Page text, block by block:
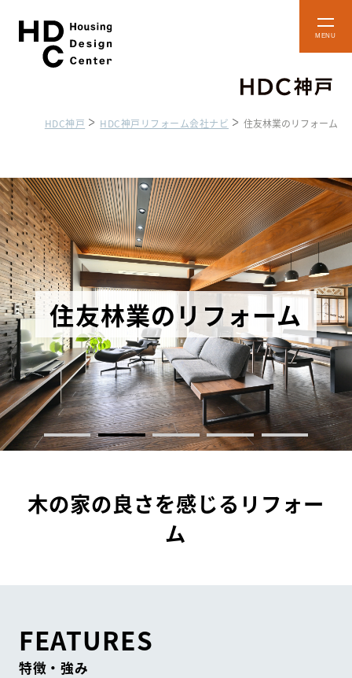
メ
を
閉
本
文
HDC
ショップ・
イベント情報
住まいの
相談サービス
リフォーム
会社ナビ
ショールーム
HDC BOX アクセス・施設案内
貸し施設のご案内
HDC神戸 HDC神戸リフォーム会社ナビ 住友林業のリフォーム
住友林業のリフォーム
木の家の良さを感じるリフォー
ム
FEATURES
特徴・強み